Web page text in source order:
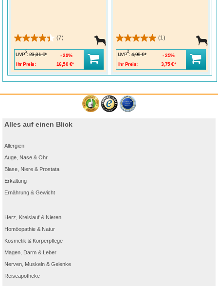
(7)
UVP
2
: 23,31 €*
Ihr Preis:
16,50 €*
29%
(1)
UVP
2
: 4,99 €*
Ihr Preis:
3,75 €*
25%
Alles auf einen Blick
Allergien
Auge, Nase & Ohr
Blase, Niere & Prostata
Erkältung
Ernährung & Gewicht
Herz, Kreislauf & Nieren
Homöopathie & Natur
Kosmetik & Körperpflege
Magen, Darm & Leber
Nerven, Muskeln & Gelenke
Reiseapotheke